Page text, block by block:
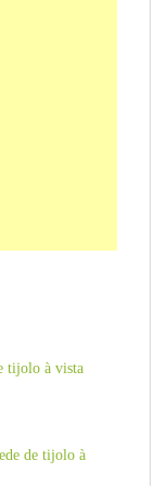
tijolo à vista
de tijolo à